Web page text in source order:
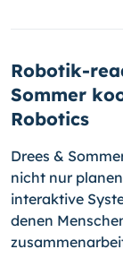
Robotik-
Sommer
Robotics
Drees &
nicht nur
interaktive
denen